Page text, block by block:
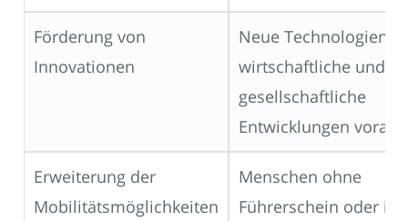
Förderung von
Innovationen
Neue Technologien
wirtschaftliche und
gesellschaftliche
Entwicklungen voran.
Erweiterung der
Mobilitätsmöglichkeiten
Menschen ohne
Führerschein oder in